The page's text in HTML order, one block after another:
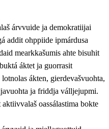
árvvuide ja demokratiijai
addit ohppiide ipmárdusa
mearkkašumis ahte bisuhit
áktet ja guorrasit
ákten, gierdevašvuohta,
ja friddja válljejupmi.
oassálastima bokte